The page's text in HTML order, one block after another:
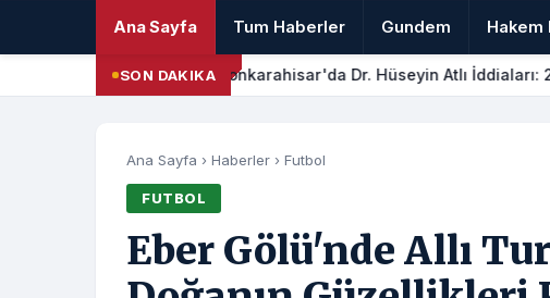
Ana Sayfa Tum Haberler Gundem Hakem
SON DAKIKAAfyonkarahisar'da Dr. Hüseyin Atlı İddiaları:
Ana Sayfa › Haberler › Futbol
FUTBOL
Eber Gölü'nde Allı